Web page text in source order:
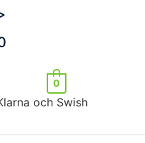
0
och Swish